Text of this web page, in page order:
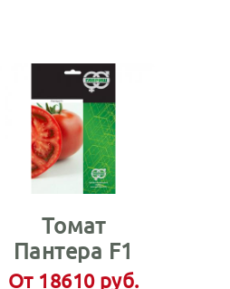
Томат
Пантера F1
От 18610 руб.